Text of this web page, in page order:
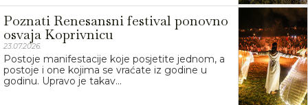
Poznati Renesansni festival ponovno
osvaja Koprivnicu
23.07.2026.
Postoje manifestacije koje posjetite jednom, a
postoje i one kojima se vraćate iz godine u
godinu. Upravo je takav...